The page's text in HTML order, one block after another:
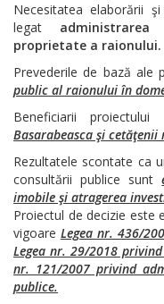
Necesitatea elaborării
legat
proprietate a raionului.
Prevederile de bază ale
public al raionului în
Beneficiarii
Basarabeasca şi cetăţenii
Rezultatele scontate ca
consultării publice sunt
imobile şi atragerea
Proiectul de decizie este
vigoare Legea nr. 436/
Legea nr. 29/2018
nr. 121/2007 privind
publice.